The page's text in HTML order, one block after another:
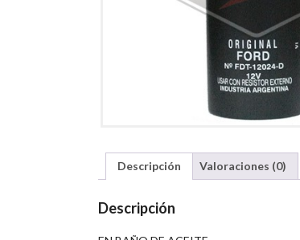
Descripción Valoraciones (0)
Descripción